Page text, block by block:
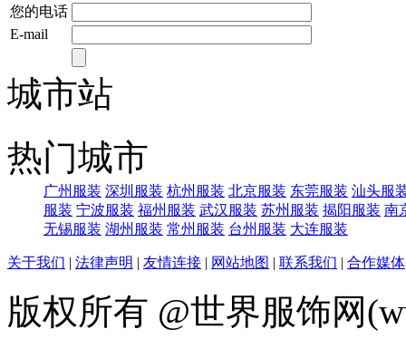
您的电话
E-mail
城市站
热门城市
广州服装 深圳服装 杭州服装 北京服装 东莞服装 汕头服
服装 宁波服装 福州服装 武汉服装 苏州服装 揭阳服装 南
无锡服装 湖州服装 常州服装 台州服装 大连服装
关于我们 | 法律声明 | 友情连接 | 网站地图 | 联系我们 | 合作媒体
版权所有 @世界服饰网